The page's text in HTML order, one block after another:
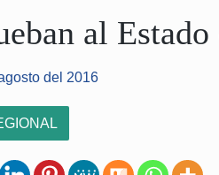
al
del 2016